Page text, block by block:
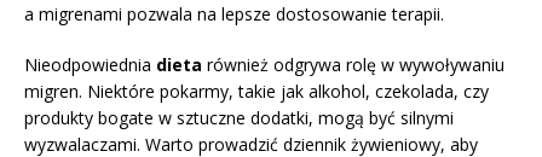
a migrenami pozwala na lepsze dostosowanie terapii.
Nieodpowiednia dieta również odgrywa rolę w wywoływaniu
migren. Niektóre pokarmy, takie jak alkohol, czekolada, czy
produkty bogate w sztuczne dodatki, mogą być silnymi
wyzwalaczami. Warto prowadzić dziennik żywieniowy, aby